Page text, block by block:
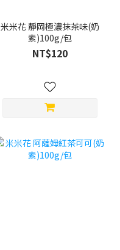
米米花 靜岡極濃抹茶味(奶
素)100g/包
NT$120